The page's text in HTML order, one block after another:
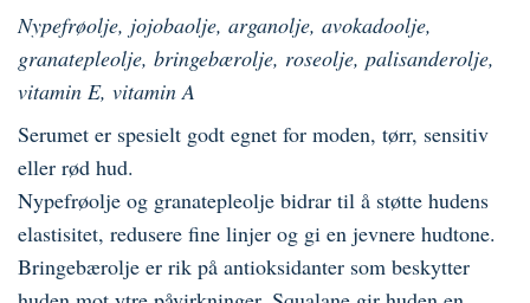
Nypefrøolje, jojobaolje, arganolje, avokadoolje,
granatepleolje, bringebærolje, roseolje, palisanderolje,
vitamin E, vitamin A
Serumet er spesielt godt egnet for moden, tørr, sensitiv
eller rød hud.
Nypefrøolje og granatepleolje bidrar til å støtte hudens
elastisitet, redusere fine linjer og gi en jevnere hudtone.
Bringebærolje er rik på antioksidanter som beskytter